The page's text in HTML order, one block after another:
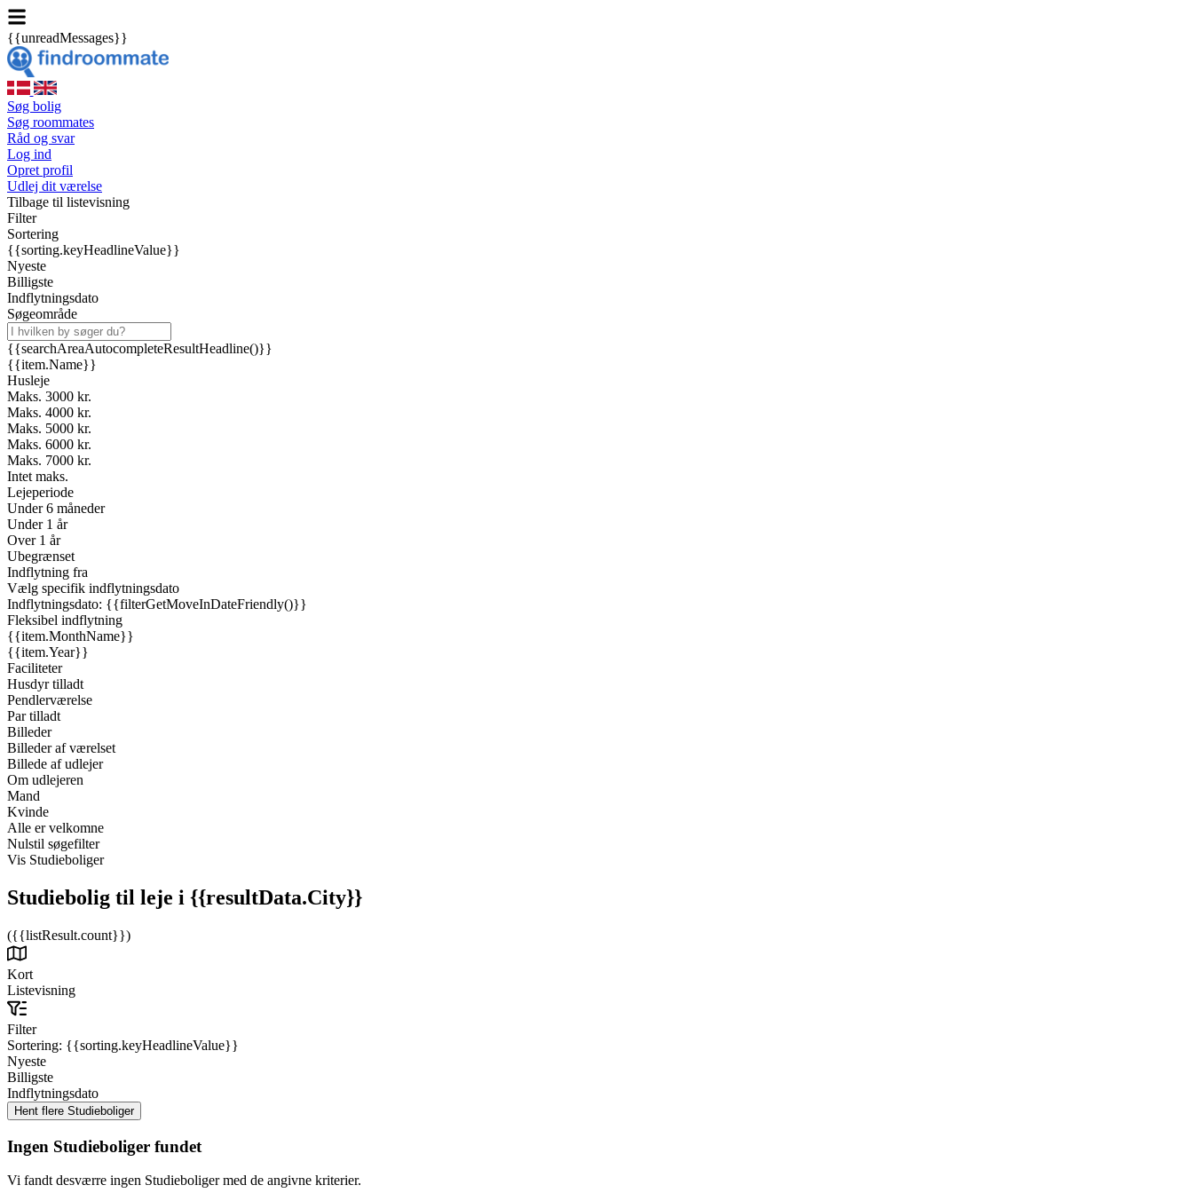
{{unreadMessages}}
Søg bolig
Søg roommates
Råd og svar
Log ind
Opret profil
Udlej dit værelse
Tilbage til listevisning
Filter
Sortering
{{sorting.keyHeadlineValue}}
Nyeste
Billigste
Indflytningsdato
Søgeområde
{{searchAreaAutocompleteResultHeadline()}}
{{item.Name}}
Husleje
Maks. 3000 kr.
Maks. 4000 kr.
Maks. 5000 kr.
Maks. 6000 kr.
Maks. 7000 kr.
Intet maks.
Lejeperiode
Under 6 måneder
Under 1 år
Over 1 år
Ubegrænset
Indflytning fra
Vælg specifik indflytningsdato
Indflytningsdato: {{filterGetMoveInDateFriendly()}}
Fleksibel indflytning
{{item.MonthName}}
{{item.Year}}
Faciliteter
Husdyr tilladt
Pendlerværelse
Par tilladt
Billeder
Billeder af værelset
Billede af udlejer
Om udlejeren
Mand
Kvinde
Alle er velkomne
Nulstil søgefilter
Vis Studieboliger
Studiebolig til leje i {{resultData.City}}
({{listResult.count}})
Kort
Listevisning
Filter
Sortering: {{sorting.keyHeadlineValue}}
Nyeste
Billigste
Indflytningsdato
Ingen Studieboliger fundet
Vi fandt desværre ingen Studieboliger med de angivne kriterier.